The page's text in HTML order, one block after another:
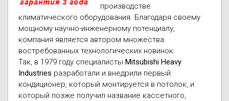
производстве
климатического оборудования. Благодаря своему
мощному научно-инженерному потенциалу,
компания является автором множества
востребованных технологических новинок.
Так, в 1979 году специалисты Mitsubishi Heavy
Industries разработали и внедрили первый
кондиционер, который монтируется в потолок, и
который позже получил название кассетного,